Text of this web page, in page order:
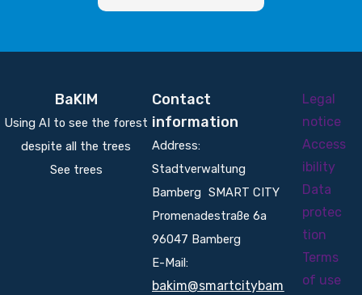
BaKIM
Using AI to see the forest
despite all the trees
See trees
Contact
information
Address:
Stadtverwaltung
Bamberg SMART CITY
Promenadestraße 6a
96047 Bamberg
E-Mail:
bakim@smartcitybam
Legal
notice
Access
ibility
Data
protec
tion
Terms
of use